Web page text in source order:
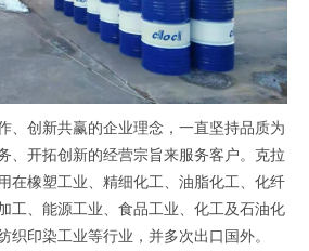
创新共赢的企业理念，一直坚持品质为
、开拓创新的经营宗旨来服务客户。克拉
在橡塑工业、精细化工、油脂化工、化纤
工、能源工业、食品工业、化工及石油化
织印染工业等行业，并多次出口国外。